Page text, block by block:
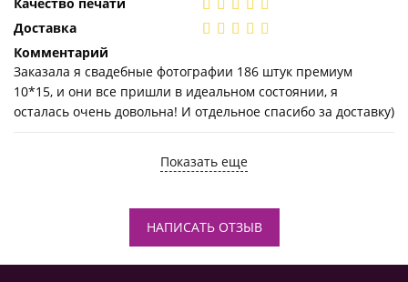
Доставка
Комментарий
Заказала я свадебные фотографии 186 штук премиум
10*15, и они все пришли в идеальном состоянии, я
осталась очень довольна! И отдельное спасибо за доставку)
Показать еще
НАПИСАТЬ ОТЗЫВ